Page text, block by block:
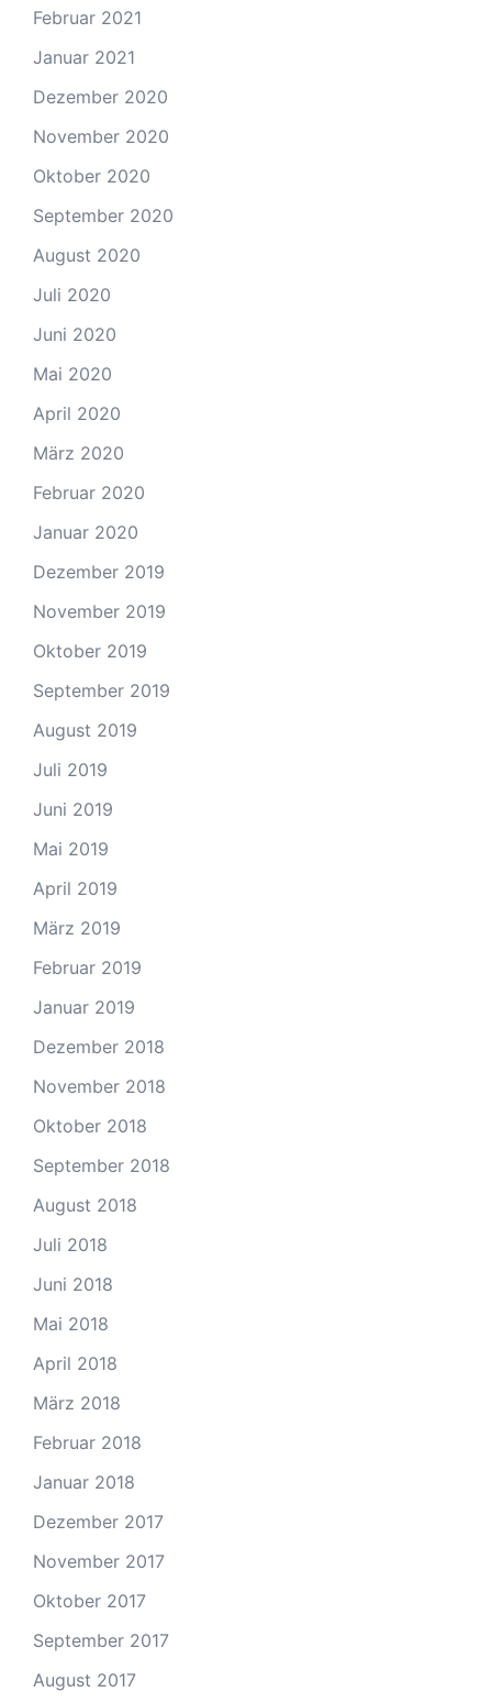
Februar 2021
Januar 2021
Dezember 2020
November 2020
Oktober 2020
September 2020
August 2020
Juli 2020
Juni 2020
Mai 2020
April 2020
März 2020
Februar 2020
Januar 2020
Dezember 2019
November 2019
Oktober 2019
September 2019
August 2019
Juli 2019
Juni 2019
Mai 2019
April 2019
März 2019
Februar 2019
Januar 2019
Dezember 2018
November 2018
Oktober 2018
September 2018
August 2018
Juli 2018
Juni 2018
Mai 2018
April 2018
März 2018
Februar 2018
Januar 2018
Dezember 2017
November 2017
Oktober 2017
September 2017
August 2017